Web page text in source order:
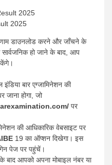
2025
डाउनलोड करने और जाँचने के
सार्वजनिक हो जाने के बाद, आप
बार एग्जामिनेशन की
जाना होगा, जो
पर
की आधिकारिक वेबसाइट पर
19 का ऑप्शन दिखेगा। इस
पेज पर पहुंचें।
बाद आपको अपना मोबाइल नंबर या